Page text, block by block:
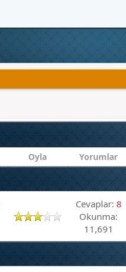
Oyla Yorumlar
Cevaplar: 8
Okunma:
11,691